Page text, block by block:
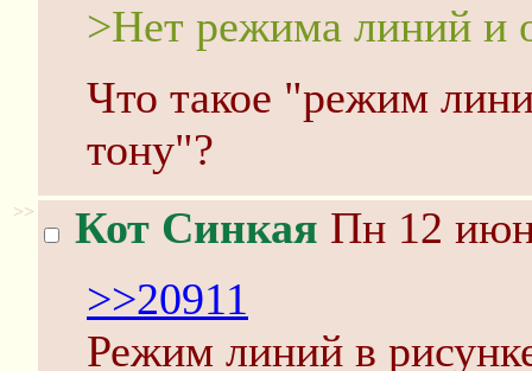
>Нет режима линий и
Что такое "режим
тону"?
>> Кот Синкая Пн 12
>>20911
Режим линий в